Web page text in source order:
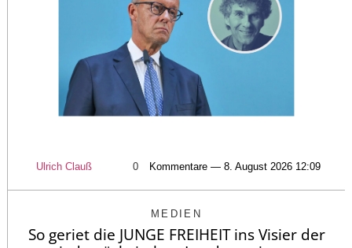
Ulrich Clauß 0 Kommentare — 8. August 2026 12:09
MEDIEN
So geriet die JUNGE FREIHEIT ins Visier der